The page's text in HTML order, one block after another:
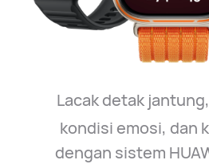
Lacak detak
kondisi emosi, dan
dengan sistem